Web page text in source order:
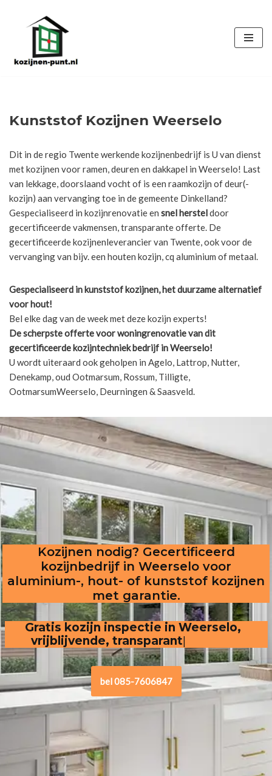
de
Kunststof Kozijnen Weerselo
Dit in de regio Twente werkende kozijnenbedrijf is U van dienst
met kozijnen voor ramen, deuren en dakkapel in Weerselo! Last
van lekkage, doorslaand vocht of is een raamkozijn of deur(-
kozijn) aan vervanging toe in de gemeente Dinkelland?
Gespecialiseerd in kozijnrenovatie en snel hersteldoor
gecertificeerde vakmensen, transparante offerte. De
gecertificeerde kozijnenleverancier van Twente, ook voor de
vervanging van bijv. een houten kozijn, cq aluminium of metaal.
Gespecialiseerd in kunststof kozijnen, het duurzame alternatief
voor hout!
Bel elke dag van de week met deze kozijn experts!
De scherpsteofferte voor woningrenovatie van dit
gecertificeerde kozijntechniek bedrijf in Weerselo!
U wordt uiteraard ook geholpen in Agelo, Lattrop, Nutter,
Denekamp, oud Ootmarsum, Rossum, Tilligte,
OotmarsumWeerselo, Deurningen & Saasveld.
Kozijnen nodig? Gecertificeerd
kozijnbedrijf in Weerselo voor
aluminium-, hout- of kunststof kozijnen
met garantie.
Gratis kozijn inspectie in Weerselo,
vrijblijvende, transparante offerte
bel 085-7606847